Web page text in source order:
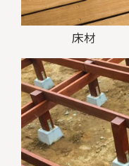
床材